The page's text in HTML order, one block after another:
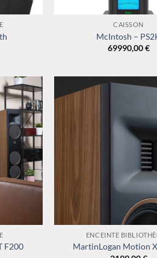
CAISSON
McIntosh –
69990,00€
F200
ENCEINTE
MartinLogan Motion